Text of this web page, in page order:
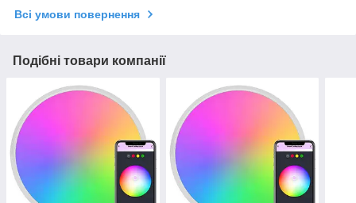
Всі умови повернення
Подібні товари компанії